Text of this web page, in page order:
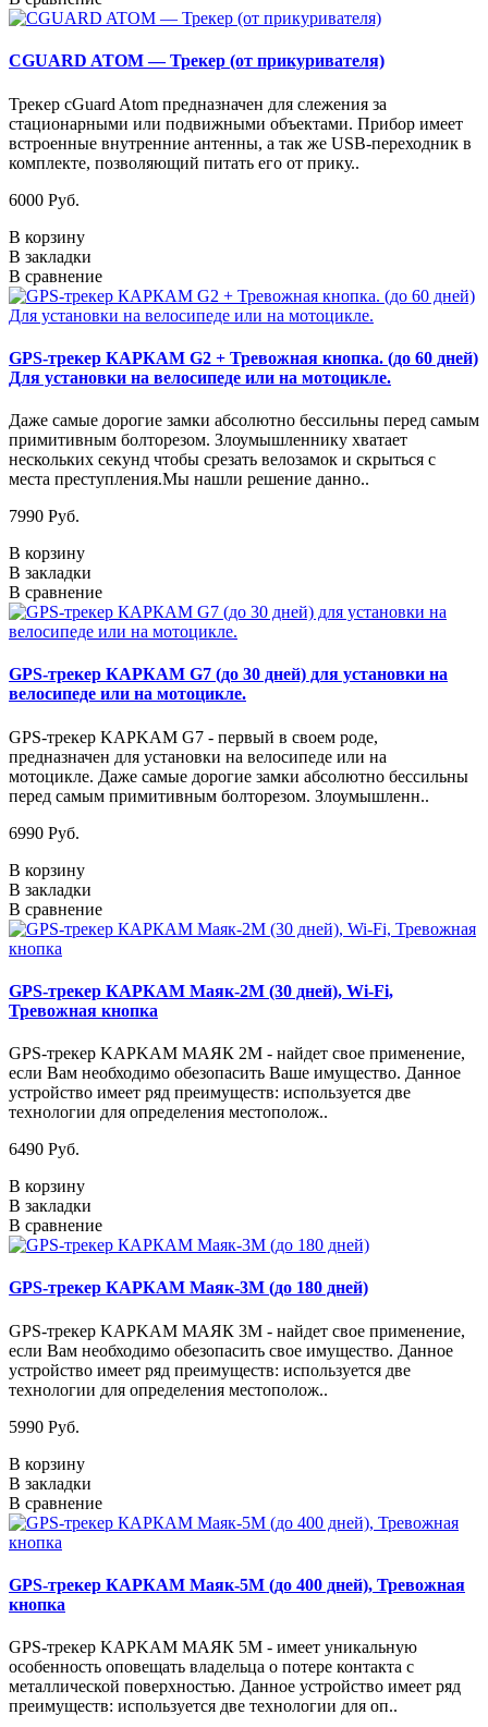
CGUARD ATOM — Трекер (от прикуривателя)
Трекер cGuard Atom предназначен для слежения за
стационарными или подвижными объектами. Прибор имеет
встроенные внутренние антенны, а так же USB-переходник в
комплекте, позволяющий питать его от прику..
6000 Руб.
В корзину
В закладки
В сравнение
GPS-трекер КАРКАМ G2 + Тревожная кнопка. (до 60 дней)
Для установки на велосипеде или на мотоцикле.
Даже самые дорогие замки абсолютно бессильны перед самым
примитивным болторезом. Злоумышленнику хватает
нескольких секунд чтобы срезать велозамок и скрыться с
места преступления.Мы нашли решение данно..
7990 Руб.
В корзину
В закладки
В сравнение
GPS-трекер КАРКАМ G7 (до 30 дней) для установки на
велосипеде или на мотоцикле.
GPS-трекер KAPKAM G7 - первый в своем роде,
предназначен для установки на велосипеде или на
мотоцикле. Даже самые дорогие замки абсолютно бессильны
перед самым примитивным болторезом. Злоумышленн..
6990 Руб.
В корзину
В закладки
В сравнение
GPS-трекер КАРКАМ Маяк-2М (30 дней), Wi-Fi,
Тревожная кнопка
GPS-трекер KAPKAM МАЯК 2М - найдет свое применение,
если Вам необходимо обезопасить Ваше имущество. Данное
устройство имеет ряд преимуществ: используется две
технологии для определения местополож..
6490 Руб.
В корзину
В закладки
В сравнение
GPS-трекер КАРКАМ Маяк-3М (до 180 дней)
GPS-трекер KAPKAM МАЯК 3М - найдет свое применение,
если Вам необходимо обезопасить свое имущество. Данное
устройство имеет ряд преимуществ: используется две
технологии для определения местополож..
5990 Руб.
В корзину
В закладки
В сравнение
GPS-трекер КАРКАМ Маяк-5М (до 400 дней), Тревожная
кнопка
GPS-трекер KAPKAM МАЯК 5М - имеет уникальную
особенность оповещать владельца о потере контакта с
металлической поверхностью. Данное устройство имеет ряд
преимуществ: используется две технологии для оп..